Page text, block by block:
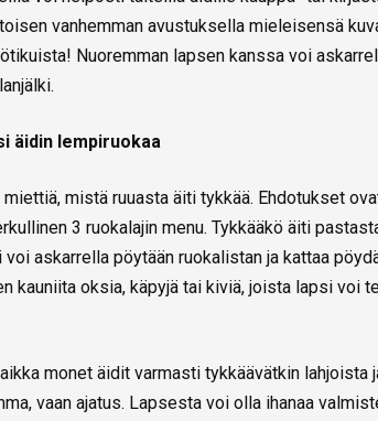
vanhemman avustuksella mieleisensä
Nuoremman lapsen kanssa voi
äidin lempiruokaa
miettiä, mistä ruuasta äiti tykkää. Ehdotukset
3 ruokalajin menu. Tykkääkö äiti
voi askarrella pöytään ruokalistan ja kattaa
kauniita oksia, käpyjä tai kiviä, joista lapsi voi
monet äidit varmasti tykkäävätkin lahjoista
vaan ajatus. Lapsesta voi olla ihanaa